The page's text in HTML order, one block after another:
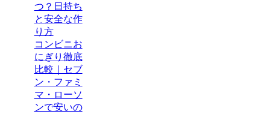
つ？日持ち
と安全な作
り方
コンビニお
にぎり徹底
比較｜セブ
ン・ファミ
マ・ローソ
ンで安いの